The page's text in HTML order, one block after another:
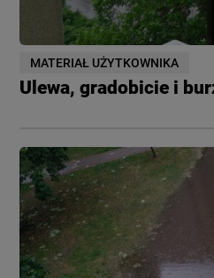
MATERIAŁ UŻYTKOWNIKA
Ulewa, gradobicie i